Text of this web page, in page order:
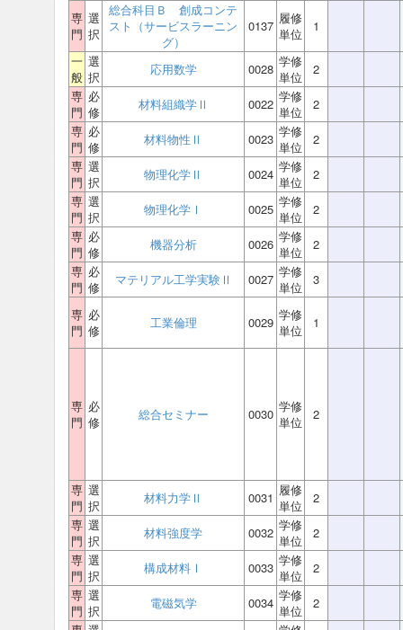
専
門
選
択
総合科目Ｂ 創成コンテ
スト（サービスラーニン
グ）
0137 履修
単位
1
一
般
選
択
応用数学 0028 学修
単位
2
専
門
必
修
材料組織学Ⅱ 0022 学修
単位
2
専
門
必
修
材料物性Ⅱ 0023 学修
単位
2
専
門
選
択
物理化学Ⅱ 0024 学修
単位
2
専
門
選
択
物理化学Ⅰ 0025 学修
単位
2
専
門
必
修
機器分析 0026 学修
単位
2
専
門
必
修
マテリアル工学実験Ⅱ 0027 学修
単位
3
専
門
必
修
工業倫理 0029 学修
単位
1
専
門
必
修
総合セミナー 0030 学修
単位
2
専
門
選
択
材料力学Ⅱ 0031 履修
単位
2
専
門
選
択
材料強度学 0032 学修
単位
2
専
門
選
択
構成材料Ⅰ 0033 学修
単位
2
専
門
選
択
電磁気学 0034 学修
単位
2